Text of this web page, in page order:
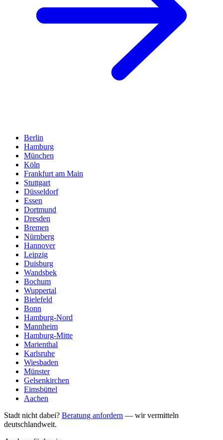
Berlin
Hamburg
München
Köln
Frankfurt am Main
Stuttgart
Düsseldorf
Essen
Dortmund
Dresden
Bremen
Nürnberg
Hannover
Leipzig
Duisburg
Wandsbek
Bochum
Wuppertal
Bielefeld
Bonn
Hamburg-Nord
Mannheim
Hamburg-Mitte
Marienthal
Karlsruhe
Wiesbaden
Münster
Gelsenkirchen
Eimsbüttel
Aachen
Stadt nicht dabei? Beratung anfordern — wir vermitteln
deutschlandweit.